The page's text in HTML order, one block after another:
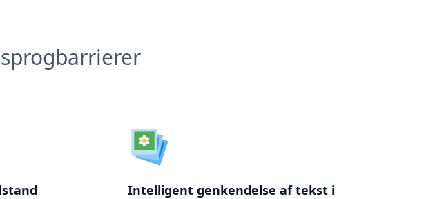
Intelligent genkendelse af tekst i